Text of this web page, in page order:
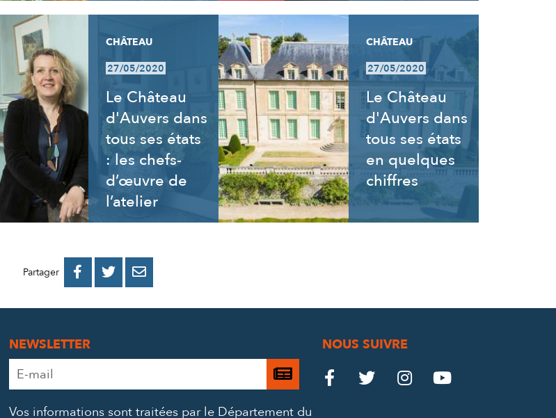
CHÂTEAU
27/05/2020
Le Château
d'Auvers dans
tous ses états
: les chefs-
d’œuvre de
l’atelier
CHÂTEAU
27/05/2020
Le Château
d'Auvers dans
tous ses états
en quelques
chiffres
Partager 
PARTAGER
PARTAGER
PARTAGER
NEWSLETTER
Adresse
e-
Je
m’abonne
Vos informations sont traitées par le Département du
NOUS SUIVRE
Le

Le

Le

Le
